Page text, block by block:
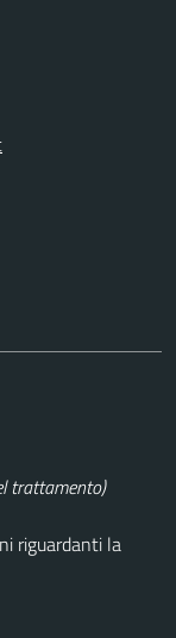
trattamento)
riguardanti la